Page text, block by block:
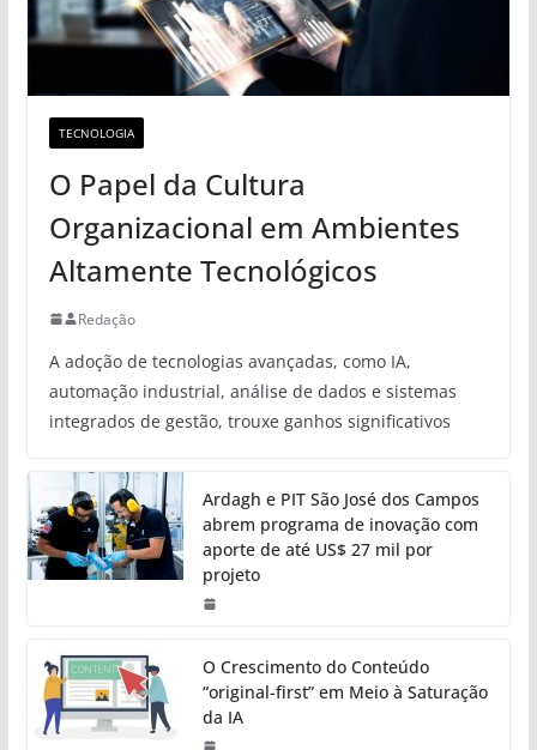
TECNOLOGIA
O Papel da Cultura
Organizacional em Ambientes
Altamente Tecnológicos
Redação
A adoção de tecnologias avançadas, como IA,
automação industrial, análise de dados e sistemas
integrados de gestão, trouxe ganhos significativos
Ardagh e PIT São José dos Campos
abrem programa de inovação com
aporte de até US$ 27 mil por
projeto
O Crescimento do Conteúdo
“original-first” em Meio à Saturação
da IA